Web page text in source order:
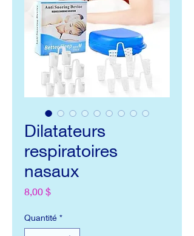
Dilatateurs
respiratoires
nasaux
8,00 $Prix
Quantité *